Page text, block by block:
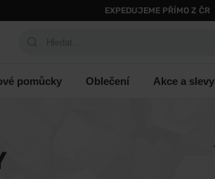
EXPEDUJEME PŘÍMO Z ČR
pomůcky Oblečení Akce a slevy